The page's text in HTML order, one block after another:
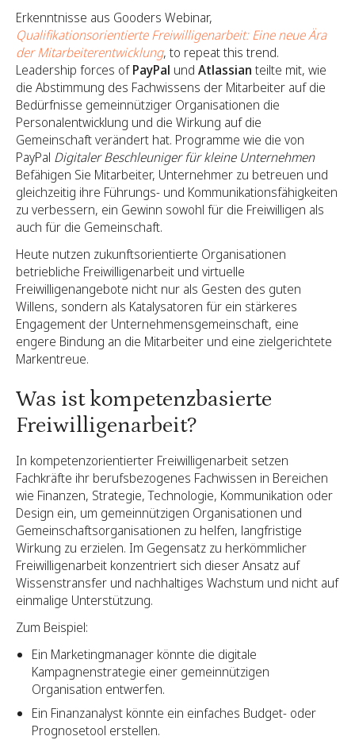
Erkenntnisse aus Gooders Webinar,
Qualifikationsorientierte Freiwilligenarbeit: Eine neue Ära
der Mitarbeiterentwicklung, to repeat this trend.
Leadership forces ofPayPal und Atlassian teilte mit, wie
die Abstimmung des Fachwissens der Mitarbeiter auf die
Bedürfnisse gemeinnütziger Organisationen die
Personalentwicklung und die Wirkung auf die
Gemeinschaft verändert hat. Programme wie die von
PayPal Digitaler Beschleuniger für kleine Unternehmen
Befähigen Sie Mitarbeiter, Unternehmer zu betreuen und
gleichzeitig ihre Führungs- und Kommunikationsfähigkeiten
zu verbessern, ein Gewinn sowohl für die Freiwilligen als
auch für die Gemeinschaft.
Heute nutzen zukunftsorientierte Organisationen
betriebliche Freiwilligenarbeit und virtuelle
Freiwilligenangebote nicht nur als Gesten des guten
Willens, sondern als Katalysatoren für ein stärkeres
Engagement der Unternehmensgemeinschaft, eine
engere Bindung an die Mitarbeiter und eine zielgerichtete
Markentreue.
Was ist kompetenzbasierte
Freiwilligenarbeit?
In kompetenzorientierter Freiwilligenarbeit setzen
Fachkräfte ihr berufsbezogenes Fachwissen in Bereichen
wie Finanzen, Strategie, Technologie, Kommunikation oder
Design ein, um gemeinnützigen Organisationen und
Gemeinschaftsorganisationen zu helfen, langfristige
Wirkung zu erzielen. Im Gegensatz zu herkömmlicher
Freiwilligenarbeit konzentriert sich dieser Ansatz auf
Wissenstransfer und nachhaltiges Wachstum und nicht auf
einmalige Unterstützung.
Zum Beispiel:
Ein Marketingmanager könnte die digitale
Kampagnenstrategie einer gemeinnützigen
Organisation entwerfen.
Ein Finanzanalyst könnte ein einfaches Budget- oder
Prognosetool erstellen.